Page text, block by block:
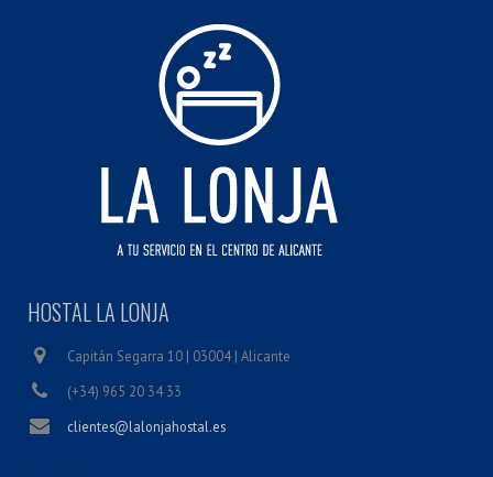
HOSTAL LA LONJA
Capitán Segarra 10 | 03004 | Alicante
(+34) 965 20 34 33
clientes@lalonjahostal.es